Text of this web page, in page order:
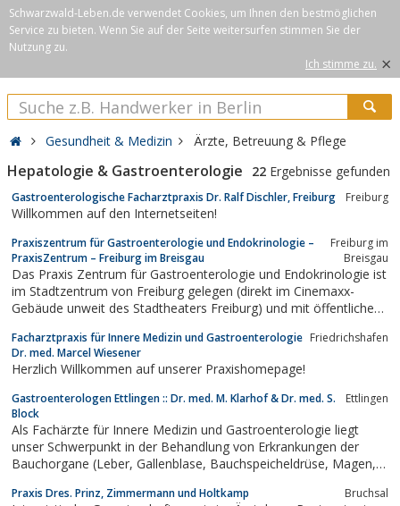
Schwarzwald-Leben.de verwendet Cookies, um Ihnen den bestmöglichen
Service zu bieten. Wenn Sie auf der Seite weitersurfen stimmen Sie der
Nutzung zu.
Ich stimme zu. ×
Gesundheit & Medizin Ärzte, Betreuung & Pflege
Hepatologie & Gastroenterologie 22 Ergebnisse gefunden
Gastroenterologische Facharztpraxis Dr. Ralf Dischler, Freiburg Freiburg
Willkommen auf den Internetseiten!
Praxiszentrum für Gastroenterologie und Endokrinologie –
PraxisZentrum – Freiburg im Breisgau
Freiburg im
Breisgau
Das Praxis Zentrum für Gastroenterologie und Endokrinologie ist
im Stadtzentrum von Freiburg gelegen (direkt im Cinemaxx-
Gebäude unweit des Stadtheaters Freiburg) und mit öffentlichen
Facharztpraxis für Innere Medizin und Gastroenterologie
Dr. med. Marcel Wiesener
Friedrichshafen
Herzlich Willkommen auf unserer Praxishomepage!
Gastroenterologen Ettlingen :: Dr. med. M. Klarhof & Dr. med. S.
Block
Ettlingen
Als Fachärzte für Innere Medizin und Gastroenterologie liegt
unser Schwerpunkt in der Behandlung von Erkrankungen der
Bauchorgane (Leber, Gallenblase, Bauchspeicheldrüse, Magen,
Praxis Dres. Prinz, Zimmermann und Holtkamp Bruchsal